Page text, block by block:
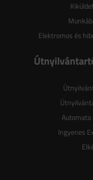
Elektromos és
Ingyenes